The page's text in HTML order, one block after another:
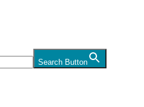
Search Button